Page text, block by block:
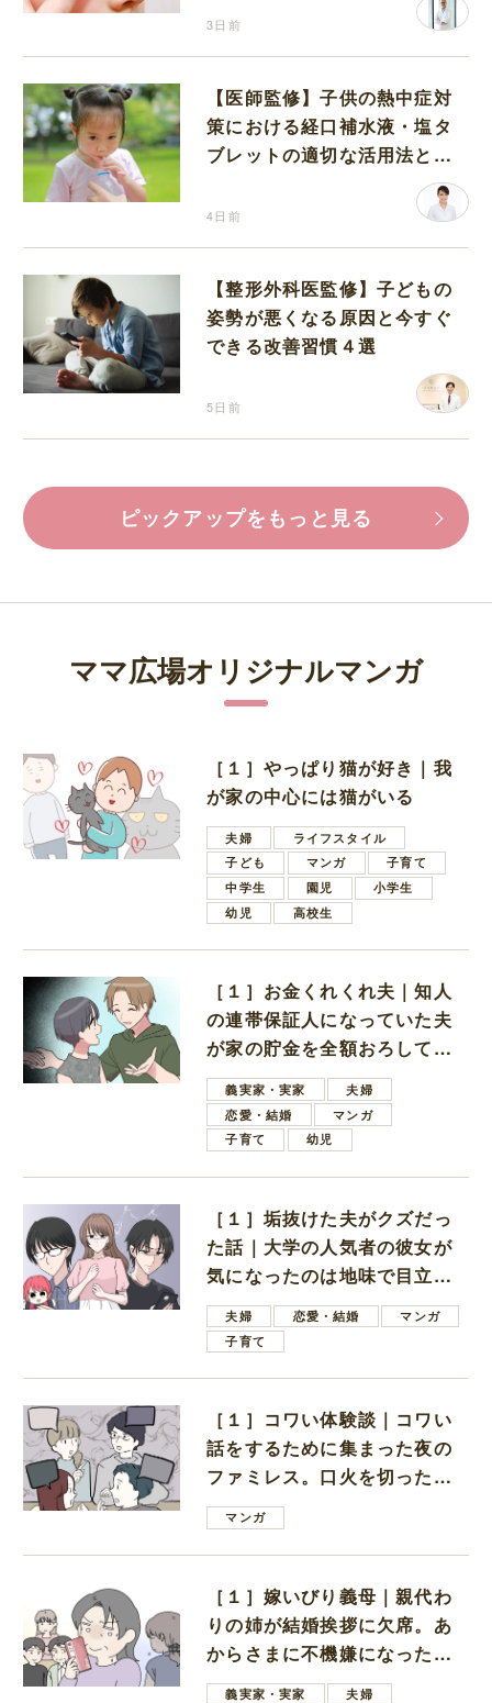
3日前
【医師監修】子供の熱中症対
策における経口補水液・塩タ
ブレットの適切な活用法と水
4日前
【整形外科医監修】子どもの
姿勢が悪くなる原因と今すぐ
できる改善習慣４選
5日前
ピックアップをもっと見る
ママ広場オリジナルマンガ
［１］やっぱり猫が好き｜我
が家の中心には猫がいる
夫婦
ライフスタイル
子ども
マンガ
子育て
中学生
園児
小学生
幼児
高校生
［１］お金くれくれ夫｜知人
の連帯保証人になっていた夫
が家の貯金を全額おろしてほ
しいと言ってきた
義実家・実家
夫婦
恋愛・結婚
マンガ
子育て
幼児
［１］垢抜けた夫がクズだっ
た話｜大学の人気者の彼女が
気になったのは地味で目立た
ない男子学生
夫婦 恋愛・結婚
マンガ
子育て
［１］コワい体験談｜コワい
話をするために集まった夜の
ファミレス。口火を切ったの
は電車好きの男の子ママ
マンガ
［１］嫁いびり義母｜親代わ
りの姉が結婚挨拶に欠席。あ
からさまに不機嫌になった義
母義実家・実家
夫婦